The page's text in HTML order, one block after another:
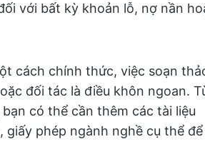
với bất kỳ khoản lỗ, nợ nần
cách chính thức, việc soạn
đối tác là điều khôn ngoan.
có thể cần thêm các tài liệu
giấy phép ngành nghề cụ thể để